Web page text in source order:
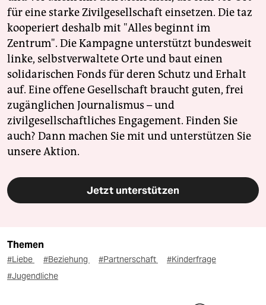
für eine starke Zivilgesellschaft einsetzen. Die taz
kooperiert deshalb mit "Alles beginnt im
Zentrum". Die Kampagne unterstützt bundesweit
linke, selbstverwaltete Orte und baut einen
solidarischen Fonds für deren Schutz und Erhalt
auf. Eine offene Gesellschaft braucht guten, frei
zugänglichen Journalismus – und
zivilgesellschaftliches Engagement. Finden Sie
auch? Dann machen Sie mit und unterstützen Sie
unsere Aktion.
Jetzt unterstützen
Themen
#Liebe #Beziehung #Partnerschaft
#Kinderfrage
#Jugendliche